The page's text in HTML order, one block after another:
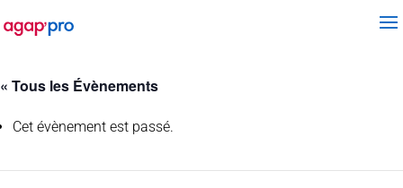
« Tous les Évènements
Cet évènement est passé.